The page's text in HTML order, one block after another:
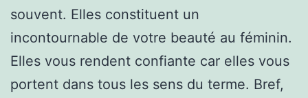
souvent. Elles constituent un
incontournable de votre beauté au féminin.
Elles vous rendent confiante car elles vous
portent dans tous les sens du terme. Bref,